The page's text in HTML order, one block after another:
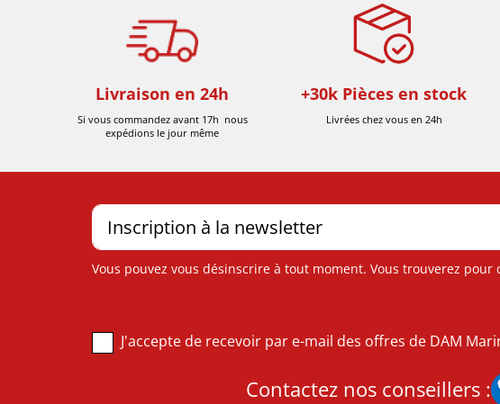
Livraison en 24h
Si vous commandez avant 17h nous
expédions le jour même
+30k Pièces en stock
Livrées chez vous en 24h
Vous pouvez vous désinscrire à tout moment. Vous trouverez
J'accepte de recevoir par e-mail des offres de DAM
Contactez nos conseillers :